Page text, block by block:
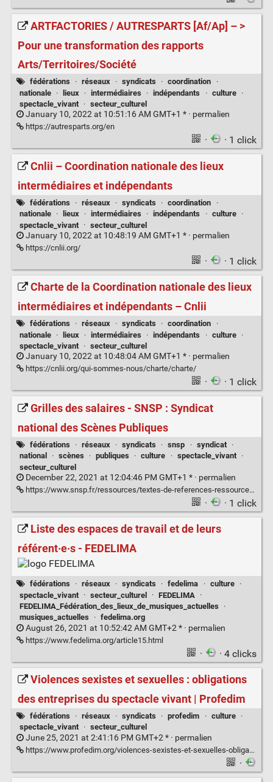
ARTFACTORIES / AUTRESPARTS [Af/Ap] – >
Pour une transformation des rapports
Arts/Territoires/Société
fédérations · réseaux · syndicats · coordination
·
nationale
· lieux · intermédiaires · indépendants · culture
·
spectacle_vivant
· secteur_culturel
January 10, 2022 at 10:51:16 AM GMT+1 * · permalien
https://autresparts.org/en
· · 1 click
Cnlii – Coordination nationale des lieux
intermédiaires et indépendants
fédérations · réseaux · syndicats · coordination
·
nationale
· lieux · intermédiaires · indépendants · culture
·
spectacle_vivant
· secteur_culturel
January 10, 2022 at 10:48:19 AM GMT+1 * · permalien
https://cnlii.org/
· · 1 click
Charte de la Coordination nationale des lieux
intermédiaires et indépendants – Cnlii
fédérations · réseaux · syndicats · coordination
·
nationale
· lieux · intermédiaires · indépendants · culture
·
spectacle_vivant
· secteur_culturel
January 10, 2022 at 10:48:04 AM GMT+1 * · permalien
https://cnlii.org/qui-sommes-nous/charte/charte/
· · 1 click
Grilles des salaires - SNSP : Syndicat
national des Scènes Publiques
fédérations · réseaux · syndicats · snsp · syndicat
·
national
· scènes · publiques · culture · spectacle_vivant
·
secteur_culturel
December 22, 2021 at 12:04:46 PM GMT+1 * · permalien
https://www.snsp.fr/ressources/textes-de-references-ressources/convention-collective-textes-de-references-ressources/grilles-des-salaires-2021/
· · 1 click
Liste des espaces de travail et de leurs
référent·e·s - FEDELIMA
fédérations · réseaux · syndicats · fedelima · culture
·
spectacle_vivant
· secteur_culturel · FEDELIMA ·
FEDELIMA_Fédération_des_lieux_de_musiques_actuelles
·
musiques_actuelles
· fedelima.org
August 26, 2021 at 10:52:42 AM GMT+2 * · permalien
https://www.fedelima.org/article15.html
· · 4 clicks
Violences sexistes et sexuelles : obligations
des entreprises du spectacle vivant | Profedim
fédérations · réseaux · syndicats · profedim · culture
·
spectacle_vivant
· secteur_culturel
June 25, 2021 at 2:41:16 PM GMT+2 * · permalien
https://www.profedim.org/violences-sexistes-et-sexuelles-obligations-des-entreprises-du-spectacle-vivant/
·